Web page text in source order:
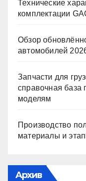
Технические
комплектации
Обзор
автомобилей
Запчасти для
справочная база
моделям
Производство
материалы и
Архив